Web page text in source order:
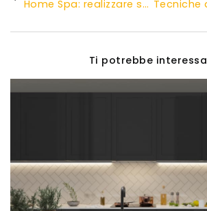
Home Spa: realizzare sauna o bagno turco in casa
Ti potrebbe